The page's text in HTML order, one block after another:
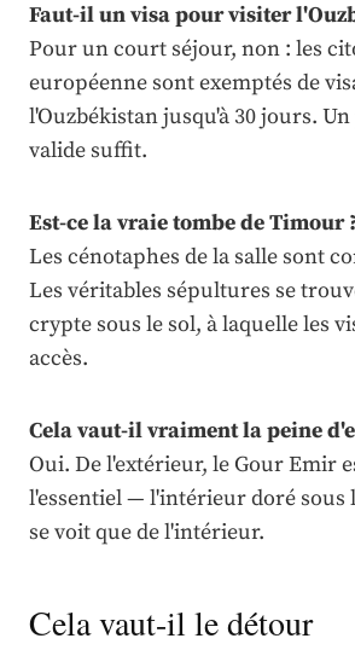
Faut-il un visa pour visiter
Pour un court séjour, non : les
européenne sont exemptés de
l'Ouzbékistan jusqu'à 30 jours.
valide suffit.
Est-ce la vraie tombe de Timour
Les cénotaphes de la salle sont
Les véritables sépultures se
crypte sous le sol, à laquelle les
accès.
Cela vaut-il vraiment la peine
Oui. De l'extérieur, le Gour Emir
l'essentiel — l'intérieur doré sous
se voit que de l'intérieur.
Cela vaut-il le détour